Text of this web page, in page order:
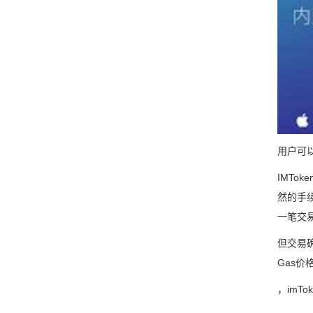
用户可
然的手
一笔交
但交易
Gas价
，